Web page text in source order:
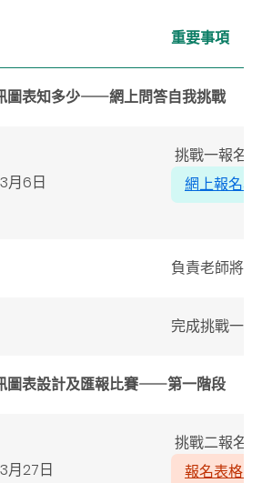
重要事項
圖表知多少⸺網上問答自我挑戰
月6日
挑戰一報名
網上報名表
負責老師將
完成挑戰一
圖表設計及匯報比賽⸺第一階段
月27日
挑戰二報名
報名表格